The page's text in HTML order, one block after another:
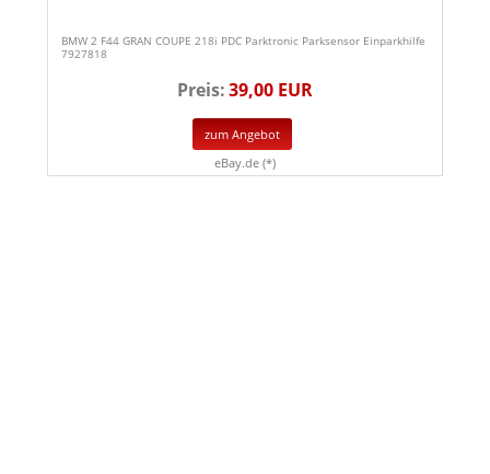
BMW 2 F44 GRAN COUPE 218i PDC Parktronic Parksensor Einparkhilfe
7927818
Preis:39,00 EUR
zum Angebot
eBay.de (*)